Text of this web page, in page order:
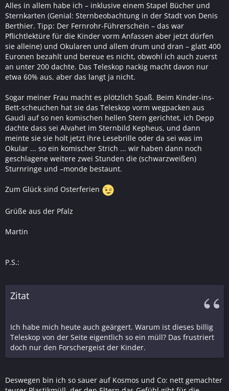
Alles in allem habe ich – inklusive einem Stapel Bücher und
Sternkarten (Genial: Sternbeobachtung in der Stadt von Denis
Berthier. Tipp: Der Fernrohr-Führerschein – das war
Pflichtlektüre für die Kinder vorm Anfassen aber jetzt dürfen
sie alleine) und Okularen und allem drum und dran – glatt 400
Euronen bezahlt und bereue es nicht, obwohl ich auch zuerst
an unter 200 dachte. Das Teleskop nackig macht davon nur
etwa 60% aus, aber das langt ja nicht.
Sogar meiner Frau macht es plötzlich Spaß. Beim Kinder-ins-
Bett-scheuchen hat sie das Teleskop vorm wegpacken aus
Gaudi auf so nen komischen hellen Stern gerichtet, ich Depp
dachte dass sei Alvahet im Sternbild Kepheus, und dann
meinte sie sie holt jetzt ihre Lesebrille oder da sei was im
Okular ... so ein komischer Strich ... wir haben dann noch
geschlagene weitere zwei Stunden die (schwarzweißen)
Sturnringe und –monde bestaunt.
Zum Glück sind Osterferien
Grüße aus der Pfalz
Martin
P.S.:
Zitat
Ich habe mich heute auch geärgert. Warum ist dieses billig
Teleskop von der Seite eigentlich so ein müll? Das frustriert
doch nur den Forschergeist der Kinder.
Deswegen bin ich so sauer auf Kosmos und Co: nett gemachter